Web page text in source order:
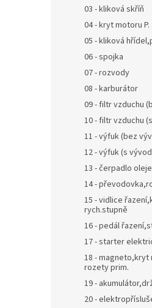
03 - kliková skříň
04 - kryt motoru P.
05 - kliková
06 - spojka
07 - rozvody
08 - karburátor
09 - filtr vzduchu
10 - filtr vzduchu
11 - výfuk (bez
12 - výfuk (s
13 - čerpadlo oleje
14 -
15 - vidlice
rych.stupně
16 - pedál
17 - starter
18 -
rozety prim.
19 -
20 -